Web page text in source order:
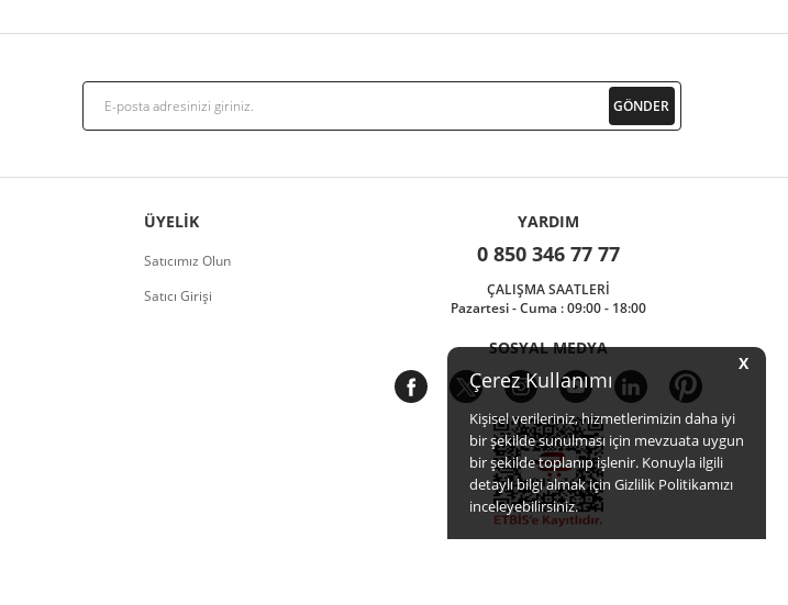
X
Çerez Kullanımı
Kişisel verileriniz, hizmetlerimizin daha iyi
bir şekilde sunulması için mevzuata uygun
bir şekilde toplanıp işlenir. Konuyla ilgili
detaylı bilgi almak için Gizlilik Politikamızı
inceleyebilirsiniz.
ÜYELIK
Satıcımız Olun
Satıcı Girişi
YARDIM
0 850 346 77 77
ÇALIŞMA SAATLERİ
Pazartesi - Cuma : 09:00 - 18:00
SOSYAL MEDYA